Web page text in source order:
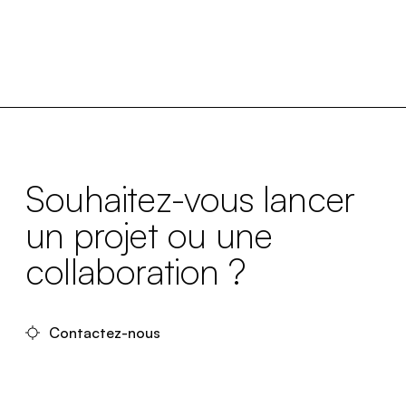
Souhaitez-vous lancer
un projet ou une
collaboration ?
Contactez-nous